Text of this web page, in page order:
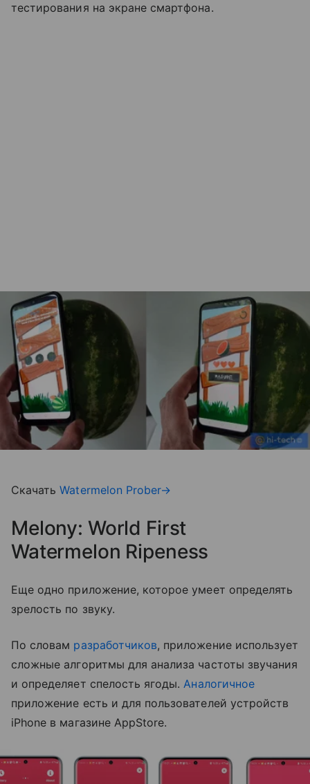
тестирования на экране смартфона.
СкачатьWatermelon Prober→
Melony: World First
Watermelon Ripeness
Еще одно приложение, которое умеет определять
зрелость по звуку.
По словам разработчиков, приложение использует
сложные алгоритмы для анализа частоты звучания
и определяет спелость ягоды. Аналогичное
приложение есть и для пользователей устройств
iPhone в магазине AppStore.